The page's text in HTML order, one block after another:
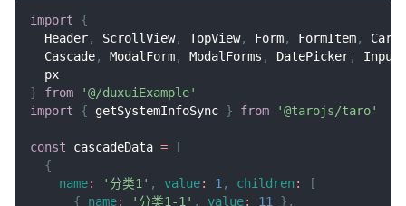
import
{
Header, ScrollView, TopView, Form, FormItem, Card
Cascade, ModalForm, ModalForms , DatePicker, Input
  px
}
from
'@/duxuiExample'
import
{ getSystemInfoSync } from '@tarojs/taro'
const cascadeData =
[
{
name: '分类1' , value: 1, children :
[
{
name: '分类1-1' , value: 11 } ,